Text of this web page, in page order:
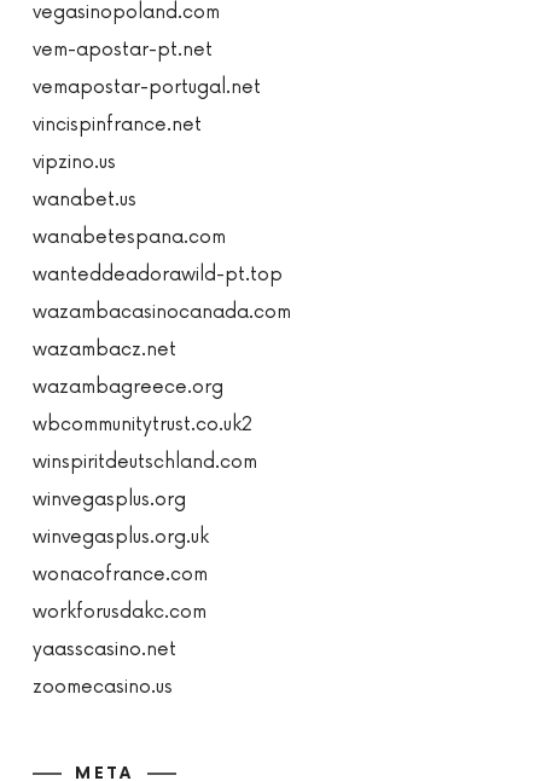
vegasinopoland.com
vem-apostar-pt.net
vemapostar-portugal.net
vincispinfrance.net
vipzino.us
wanabet.us
wanabetespana.com
wanteddeadorawild-pt.top
wazambacasinocanada.com
wazambacz.net
wazambagreece.org
wbcommunitytrust.co.uk2
winspiritdeutschland.com
winvegasplus.org
winvegasplus.org.uk
wonacofrance.com
workforusdakc.com
yaasscasino.net
zoomecasino.us
META